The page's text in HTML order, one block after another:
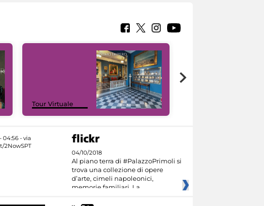
Tour Virtuale
04/10/2018
Al piano terra di #PalazzoPrimoli si
trova una collezione di opere
d’arte, cimeli napoleonici,
memorie familiari. La